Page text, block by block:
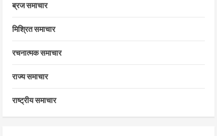
ब्रज समाचार
मिश्रित समाचार
रचनात्मक समाचार
राज्य समाचार
राष्ट्रीय समाचार